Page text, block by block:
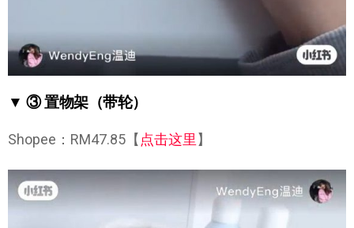
▼ ③ 置物架（带轮）
Shopee：RM47.85【 点击这里 】